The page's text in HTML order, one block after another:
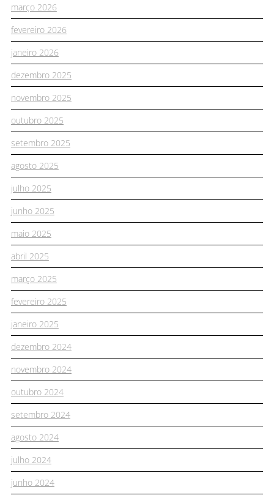
março 2026
fevereiro 2026
janeiro 2026
dezembro 2025
novembro 2025
outubro 2025
setembro 2025
agosto 2025
julho 2025
junho 2025
maio 2025
abril 2025
março 2025
fevereiro 2025
janeiro 2025
dezembro 2024
novembro 2024
outubro 2024
setembro 2024
agosto 2024
julho 2024
junho 2024